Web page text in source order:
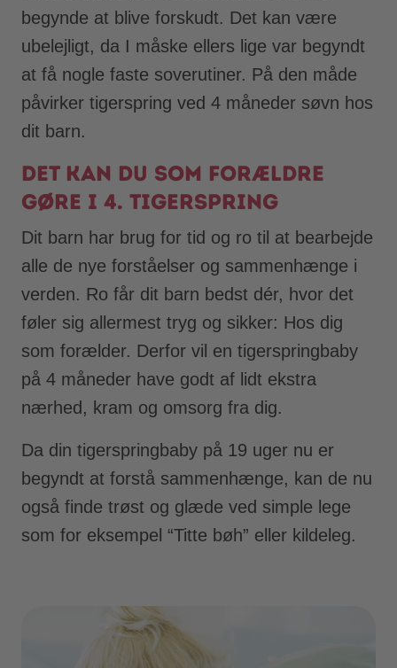
begynde at blive forskudt. Det kan være
ubelejligt, da I måske ellers lige var begyndt
at få nogle faste soverutiner. På den måde
påvirker tigerspring ved 4 måneder søvn hos
dit barn.
Det kan du som forældre
gøre i 4. tigerspring
Dit barn har brug for tid og ro til at bearbejde
alle de nye forståelser og sammenhænge i
verden. Ro får dit barn bedst dér, hvor det
føler sig allermest tryg og sikker: Hos dig
som forælder. Derfor vil en tigerspringbaby
på 4 måneder have godt af lidt ekstra
nærhed, kram og omsorg fra dig.
Da din tigerspringbaby på 19 uger nu er
begyndt at forstå sammenhænge, kan de nu
også finde trøst og glæde ved simple lege
som for eksempel “Titte bøh” eller kildeleg.